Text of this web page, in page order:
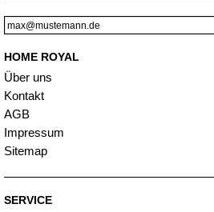
HOME ROYAL
Über uns
Kontakt
AGB
Impressum
Sitemap
SERVICE